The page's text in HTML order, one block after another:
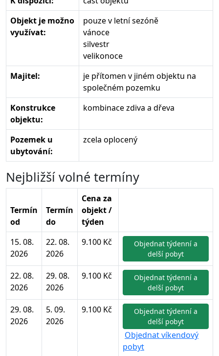
Objekt je možno
využívat:
pouze v letní sezóně
vánoce
silvestr
velikonoce
Majitel:
je přítomen v jiném objektu na
společném pozemku
Konstrukce
objektu:
kombinace zdiva a dřeva
Pozemek u
ubytování:
zcela oplocený
Nejbližší volné termíny
Termín
od
Termín
do
Cena za
objekt /
týden
15. 08.
2026
22. 08.
2026
9.100 Kč
Objednat týdenní a
delší pobyt
22. 08.
2026
29. 08.
2026
9.100 Kč
Objednat týdenní a
delší pobyt
29. 08.
2026
5. 09.
2026
9.100 Kč
Objednat týdenní a
delší pobyt
Objednat víkendový
pobyt